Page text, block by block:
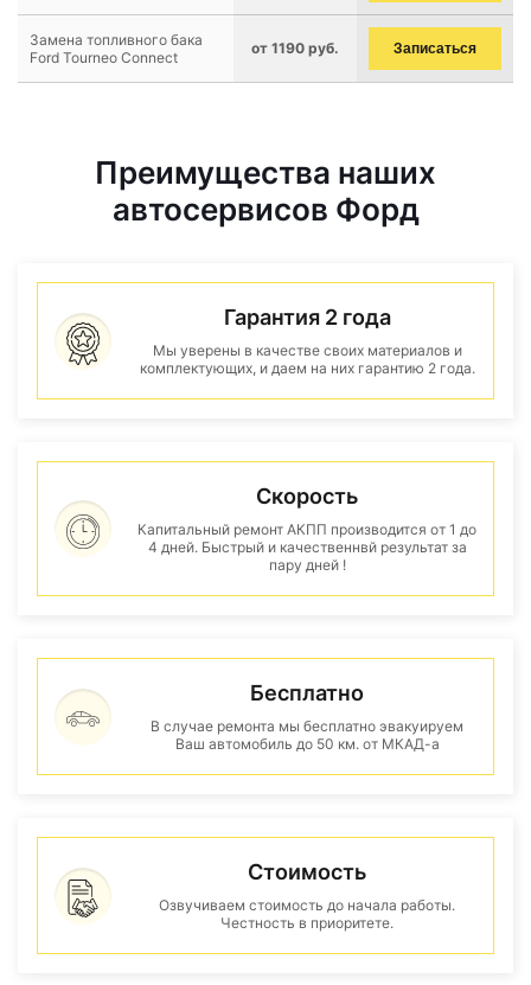
Замена топливного бака
Ford Tourneo Connect
от 1190 руб. Записаться
Преимущества наших
автосервисов Форд
Гарантия 2 года
Мы уверены в качестве своих материалов и
комплектующих, и даем на них гарантию 2 года.
Скорость
Капитальный ремонт АКПП производится от 1 до
4 дней. Быстрый и качественнвй результат за
пару дней !
Бесплатно
В случае ремонта мы бесплатно эвакуируем
Ваш автомобиль до 50 км. от МКАД-а
Стоимость
Озвучиваем стоимость до начала работы.
Честность в приоритете.